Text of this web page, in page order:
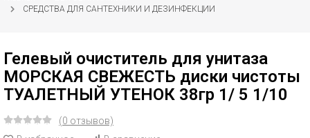
СРЕДСТВА ДЛЯ САНТЕХНИКИ И ДЕЗИНФЕКЦИИ
Гелевый очиститель для унитаза
МОРСКАЯ СВЕЖЕСТЬ диски чистоты
ТУАЛЕТНЫЙ УТЕНОК 38гр 1/ 5 1/10
(0 отзывов)